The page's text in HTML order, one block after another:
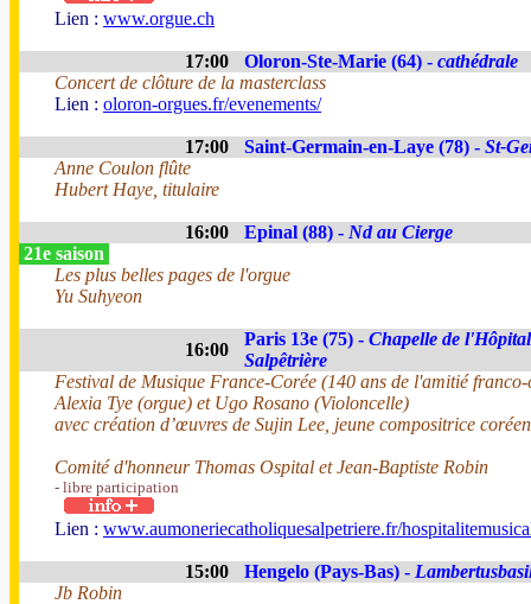
Lien : www.orgue.ch
17:00 Oloron-Ste-Marie (64) - cathédrale
Concert de clôture de la masterclass
Lien : oloron-orgues.fr/evenements/
17:00 Saint-Germain-en-Laye (78) - St-
Anne Coulon flûte
Hubert Haye, titulaire
16:00 Epinal (88) - Nd au Cierge
21e saison
Les plus belles pages de l'orgue
Yu Suhyeon
16:00
Paris 13e (75) - Chapelle de
Salpêtrière
Festival de Musique France-Corée (140 ans de l'amitié franco-
Alexia Tye (orgue) et Ugo Rosano (Violoncelle)
avec création d’œuvres de Sujin Lee, jeune compositrice
Comité d'honneur Thomas Ospital et Jean-Baptiste Robin
- libre participation
Lien : www.aumoneriecatholiquesalpetriere.fr/
15:00 Hengelo (Pays-Bas) -
Jb Robin